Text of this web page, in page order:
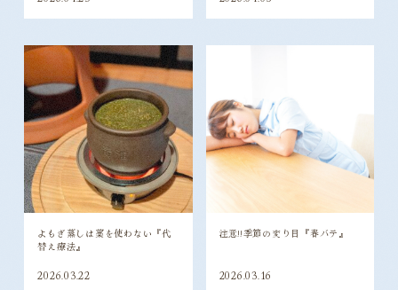
よもぎ蒸しは薬を使わない『代
替え療法』
2026.03.22
注意!!季節の変り目『春バテ』